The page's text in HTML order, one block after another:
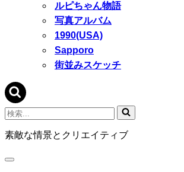
ルピちゃん物語
写真アルバム
1990(USA)
Sapporo
街並みスケッチ
検
索...
素敵な情景とクリエイティブ
ナ